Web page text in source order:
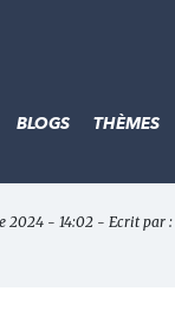
BLOGS THÈMES
2024 - 14:02 - Ecrit par :